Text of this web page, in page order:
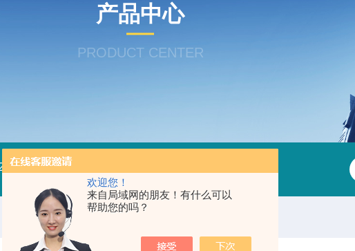
欢迎您！
来自局域网的朋友！有什么可以
帮助您的吗？
产品中心
PRODUCT CENTER
全波长酶标仪 PT—3502PC多功能酶标仪